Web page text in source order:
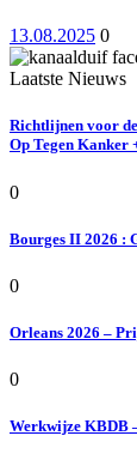
13.08.2025 0
Laatste Nieuws
Richtlijnen voor
Op Tegen Kanker
0
Bourges II 2026 :
0
Orleans 2026 –
0
Werkwijze KBDB